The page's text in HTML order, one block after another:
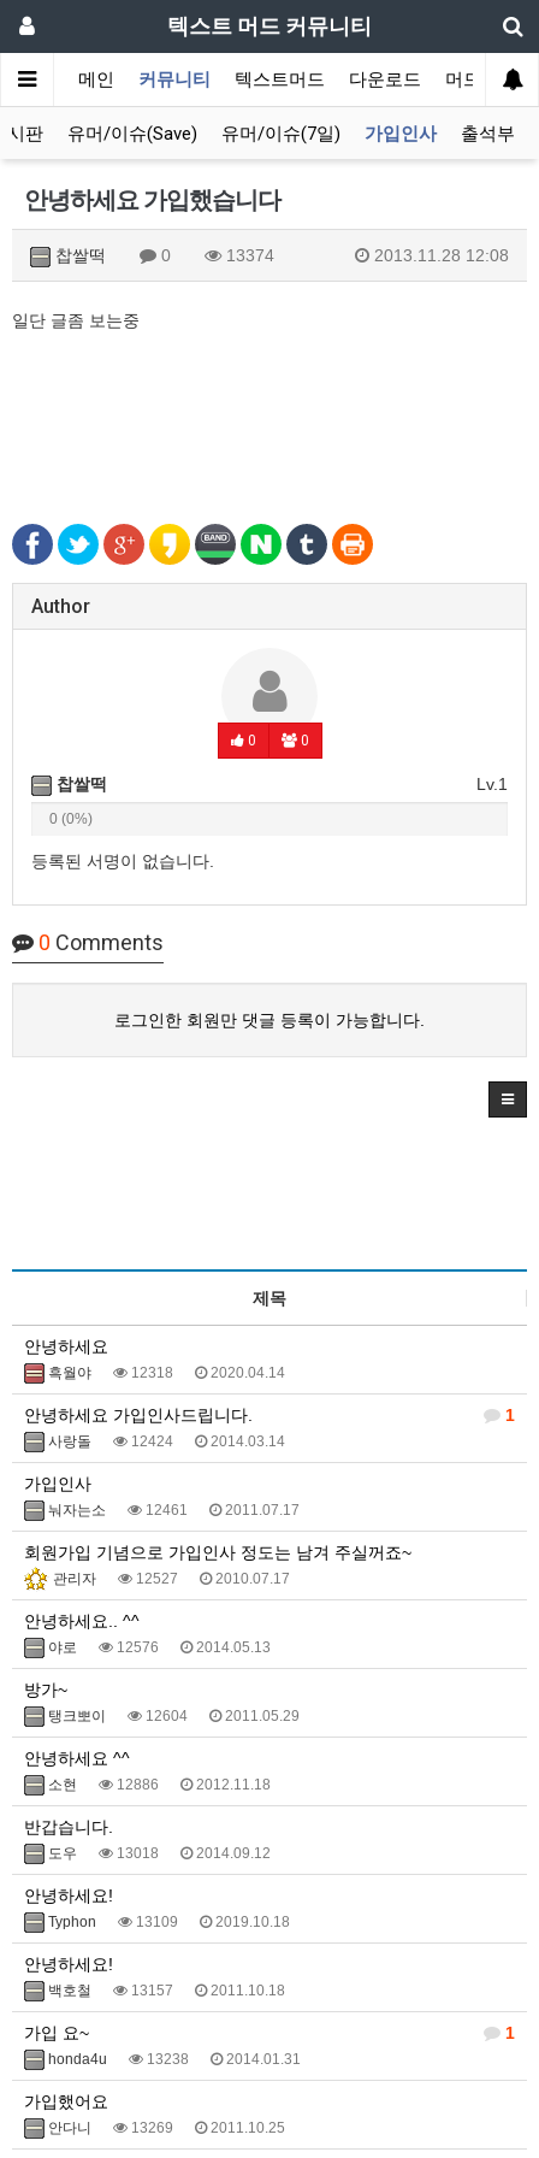
텍스트 머드 커뮤니티
메인 커뮤니티 텍스트머드 다운로드 머드 잡담
시판 유머/이슈(Save) 유머/이슈(7일) 가입인사 출석부
안녕하세요 가입했습니다
찹쌀떡 0 13374 2013.11.28 12:08
일단 글좀 보는중
Author
0 0
Lv.1
찹쌀떡
0 (0%)
등록된 서명이 없습니다.
0 Comments
로그인한 회원만 댓글 등록이 가능합니다.
제목
안녕하세요
흑월야 12318 2020.04.14
1
안녕하세요 가입인사드립니다.
사랑돌 12424 2014.03.14
가입인사
눠자는소 12461 2011.07.17
회원가입 기념으로 가입인사 정도는 남겨 주실꺼죠~
관리자 12527 2010.07.17
안녕하세요.. ^^
야로 12576 2014.05.13
방가~
탱크뽀이 12604 2011.05.29
안녕하세요 ^^
소현 12886 2012.11.18
반갑습니다.
도우 13018 2014.09.12
안녕하세요!
Typhon 13109 2019.10.18
안녕하세요!
백호철 13157 2011.10.18
1
가입 요~
honda4u 13238 2014.01.31
가입했어요
안다니 13269 2011.10.25